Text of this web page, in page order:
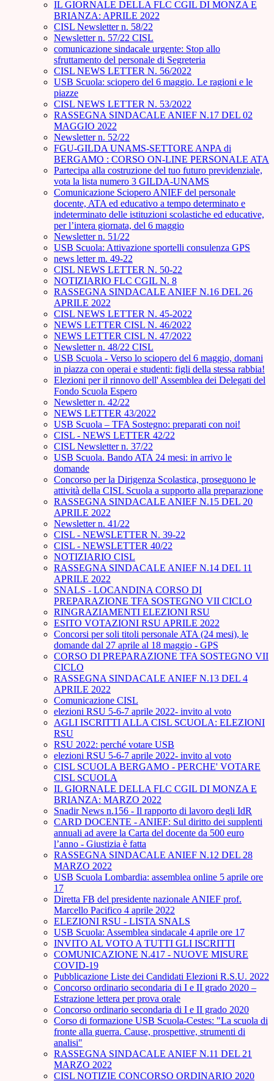
IL GIORNALE DELLA FLC CGIL DI MONZA E
BRIANZA: APRILE 2022
CISL Newsletter n. 58/22
Newsletter n. 57/22 CISL
comunicazione sindacale urgente: Stop allo
sfruttamento del personale di Segreteria
CISL NEWS LETTER N. 56/2022
USB Scuola: sciopero del 6 maggio. Le ragioni e le
piazze
CISL NEWS LETTER N. 53/2022
RASSEGNA SINDACALE ANIEF N.17 DEL 02
MAGGIO 2022
Newsletter n. 52/22
FGU-GILDA UNAMS-SETTORE ANPA di
BERGAMO : CORSO ON-LINE PERSONALE ATA
Partecipa alla costruzione del tuo futuro previdenziale,
vota la lista numero 3 GILDA-UNAMS
Comunicazione Sciopero ANIEF del personale
docente, ATA ed educativo a tempo determinato e
indeterminato delle istituzioni scolastiche ed educative,
per l’intera giornata, del 6 maggio
Newsletter n. 51/22
USB Scuola: Attivazione sportelli consulenza GPS
news letter m. 49-22
CISL NEWS LETTER N. 50-22
NOTIZIARIO FLC CGIL N. 8
RASSEGNA SINDACALE ANIEF N.16 DEL 26
APRILE 2022
CISL NEWS LETTER N. 45-2022
NEWS LETTER CISL N. 46/2022
NEWS LETTER CISL N. 47/2022
Newsletter n. 48/22 CISL
USB Scuola - Verso lo sciopero del 6 maggio, domani
in piazza con operai e studenti: figli della stessa rabbia!
Elezioni per il rinnovo dell' Assemblea dei Delegati del
Fondo Scuola Espero
Newsletter n. 42/22
NEWS LETTER 43/2022
USB Scuola – TFA Sostegno: preparati con noi!
CISL - NEWS LETTER 42/22
CISL Newsletter n. 37/22
USB Scuola. Bando ATA 24 mesi: in arrivo le
domande
Concorso per la Dirigenza Scolastica, proseguono le
attività della CISL Scuola a supporto alla preparazione
RASSEGNA SINDACALE ANIEF N.15 DEL 20
APRILE 2022
Newsletter n. 41/22
CISL - NEWSLETTER N. 39-22
CISL - NEWSLETTER 40/22
NOTIZIARIO CISL
RASSEGNA SINDACALE ANIEF N.14 DEL 11
APRILE 2022
SNALS - LOCANDINA CORSO DI
PREPARAZIONE TFA SOSTEGNO VII CICLO
RINGRAZIAMENTI ELEZIONI RSU
ESITO VOTAZIONI RSU APRILE 2022
Concorsi per soli titoli personale ATA (24 mesi), le
domande dal 27 aprile al 18 maggio - GPS
CORSO DI PREPARAZIONE TFA SOSTEGNO VII
CICLO
RASSEGNA SINDACALE ANIEF N.13 DEL 4
APRILE 2022
Comunicazione CISL
elezioni RSU 5-6-7 aprile 2022- invito al voto
AGLI ISCRITTI ALLA CISL SCUOLA: ELEZIONI
RSU
RSU 2022: perché votare USB
elezioni RSU 5-6-7 aprile 2022- invito al voto
CISL SCUOLA BERGAMO - PERCHE' VOTARE
CISL SCUOLA
IL GIORNALE DELLA FLC CGIL DI MONZA E
BRIANZA: MARZO 2022
Snadir News n.156 - Il rapporto di lavoro degli IdR
CARD DOCENTE - ANIEF: Sul diritto dei supplenti
annuali ad avere la Carta del docente da 500 euro
l’anno - Giustizia è fatta
RASSEGNA SINDACALE ANIEF N.12 DEL 28
MARZO 2022
USB Scuola Lombardia: assemblea online 5 aprile ore
17
Diretta FB del presidente nazionale ANIEF prof.
Marcello Pacifico 4 aprile 2022
ELEZIONI RSU - LISTA SNALS
USB Scuola: Assemblea sindacale 4 aprile ore 17
INVITO AL VOTO A TUTTI GLI ISCRITTI
COMUNICAZIONE N.417 - NUOVE MISURE
COVID-19
Pubblicazione Liste dei Candidati Elezioni R.S.U. 2022
Concorso ordinario secondaria di I e II grado 2020 –
Estrazione lettera per prova orale
Concorso ordinario secondaria di I e II grado 2020
Corso di formazione USB Scuola-Cestes: "La scuola di
fronte alla guerra. Cause, prospettive, strumenti di
analisi"
RASSEGNA SINDACALE ANIEF N.11 DEL 21
MARZO 2022
CISL NOTIZIE CONCORSO ORDINARIO 2020